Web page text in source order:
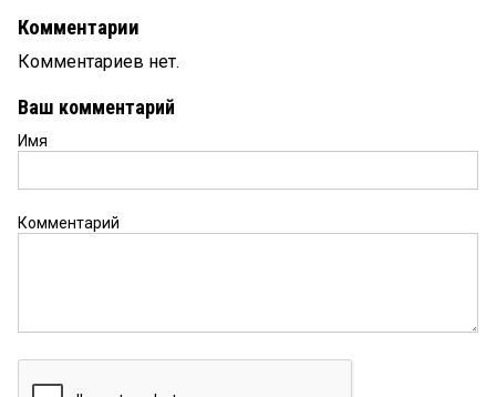
Комментарии
Комментариев нет.
Ваш комментарий
Имя
Комментарий